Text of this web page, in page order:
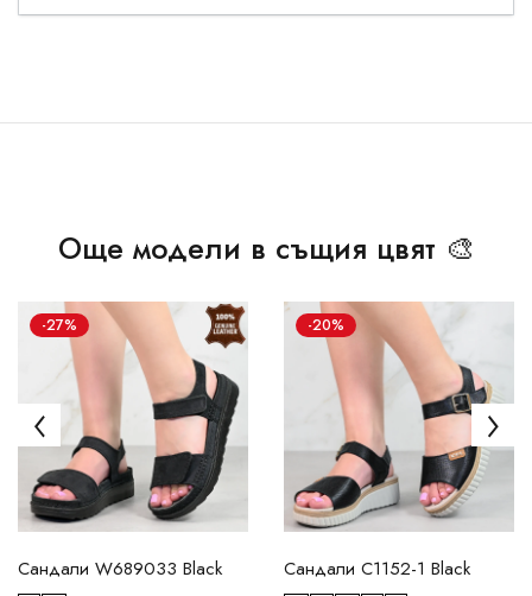
Още модели в същия цвят 🎨
-27%
Сандали W689033 Black
-20%
Сандали C1152-1 Black